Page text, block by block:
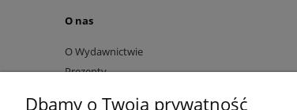
O nas
O Wydawnictwie
Prezenty
Dbamy o Twoją prywatność